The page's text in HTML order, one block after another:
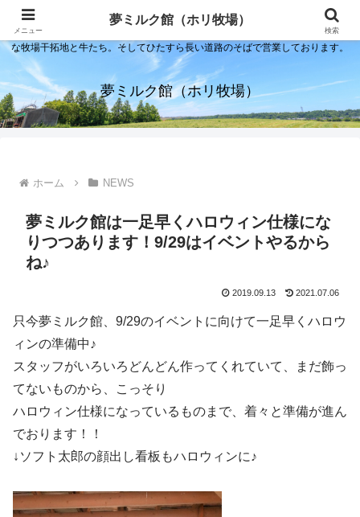
夢ミルク館！それは石川の金沢の隣にある内灘町にあるソフトクリーム屋で
す。日本海のすぐそばで展開する当店は、まるで小京都ならぬ小北海道のよう
な牧場干拓地と牛たち。そしてひたすら長い道路のそばで営業しております。
夢ミルク館（ホリ牧場）
ホーム NEWS
夢ミルク館は一足早くハロウィン仕様にな
りつつあります！9/29はイベントやるから
ね♪
2019.09.13 2021.07.06
只今夢ミルク館、9/29のイベントに向けて一足早くハロウ
ィンの準備中♪
スタッフがいろいろどんどん作ってくれていて、まだ飾っ
てないものから、こっそり
ハロウィン仕様になっているものまで、着々と準備が進ん
でおります！！
↓ソフト太郎の顔出し看板もハロウィンに♪
メニュー
夢ミルク館（ホリ牧場）
検索